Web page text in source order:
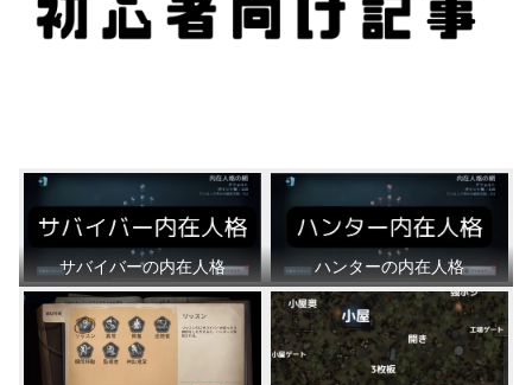
サバイバーの内在人格 ハンターの内在人格